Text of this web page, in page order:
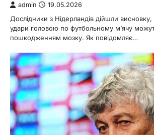
admin 19.05.2026
Дослідники з Нідерландів дійшли
удари головою по футбольному м’ячу
пошкодженням мозку. Як повідомляє…